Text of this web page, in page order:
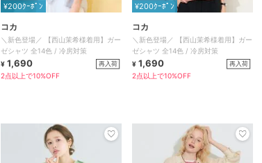
¥200ｸｰﾎﾟﾝ
コカ
＼新色登場／ 【西山茉希様着用】ガー
ゼシャツ 全14色 / 冷房対策
¥ 1,690 再入荷
2点以上で10%OFF
¥200ｸｰﾎﾟﾝ
コカ
＼新色登場／ 【西山茉希様着用】ガー
ゼシャツ 全14色 / 冷房対策
¥ 1,690 再入荷
2点以上で10%OFF